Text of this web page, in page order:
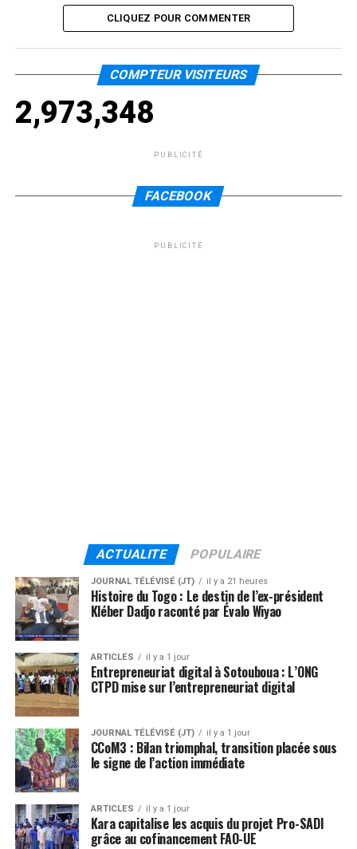
CLIQUEZ POUR COMMENTER
COMPTEUR VISITEURS
2,973,348
PUBLICITÉ
FACEBOOK
PUBLICITÉ
ACTUALITE POPULAIRE
JOURNAL TÉLÉVISÉ (JT) il y a 21 heures
Histoire du Togo : Le destin de l’ex-président
Kléber Dadjo raconté par Évalo Wiyao
ARTICLES il y a 1 jour
Entrepreneuriat digital à Sotouboua : L’ONG
CTPD mise sur l’entrepreneuriat digital
JOURNAL TÉLÉVISÉ (JT) il y a 1 jour
CCoM3 : Bilan triomphal, transition placée sous
le signe de l’action immédiate
ARTICLES il y a 1 jour
Kara capitalise les acquis du projet Pro-SADI
grâce au cofinancement FAO-UE